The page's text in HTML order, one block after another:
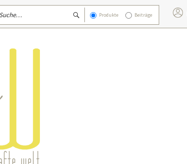
Produkte Beiträge